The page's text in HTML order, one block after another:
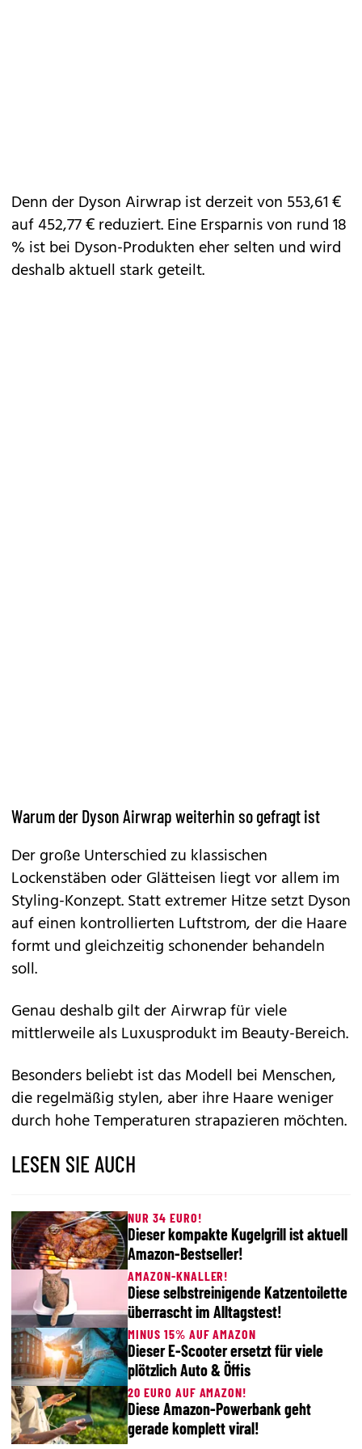
Denn derDyson Airwrapist derzeit von 553,61 €
auf 452,77 € reduziert. Eine Ersparnis von rund 18
% ist bei Dyson-Produkten eher selten und wird
deshalb aktuell stark geteilt.
Warum der Dyson Airwrap weiterhin so gefragt ist
Der große Unterschied zu klassischen
Lockenstäben oder Glätteisen liegt vor allem im
Styling-Konzept. Statt extremer Hitze setzt Dyson
auf einen kontrollierten Luftstrom, der die Haare
formt und gleichzeitig schonender behandeln
soll.
Genau deshalb gilt derAirwrapfür viele
mittlerweile als Luxusprodukt im Beauty-Bereich.
Besonders beliebt ist das Modell bei Menschen,
die regelmäßig stylen, aber ihre Haare weniger
durch hohe Temperaturen strapazieren möchten.
LESEN SIE AUCH
NUR 34 EURO!
Dieser kompakte Kugelgrill ist aktuell
Amazon-Bestseller!
AMAZON-KNALLER!
Diese selbstreinigende Katzentoilette
überrascht im Alltagstest!
MINUS 15% AUF AMAZON
Dieser E-Scooter ersetzt für viele
plötzlich Auto & Öffis
20 EURO AUF AMAZON!
Diese Amazon-Powerbank geht
gerade komplett viral!